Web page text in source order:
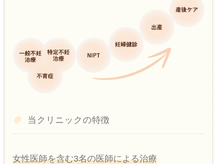
当クリニックの特徴
女性医師を含む3名の医師による治療